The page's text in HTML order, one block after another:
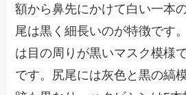
額から鼻先にかけて白い一本
尾は黒く細長いのが特徴です
は目の周りが黒いマスク模様
です。尻尾には灰色と黒の縞